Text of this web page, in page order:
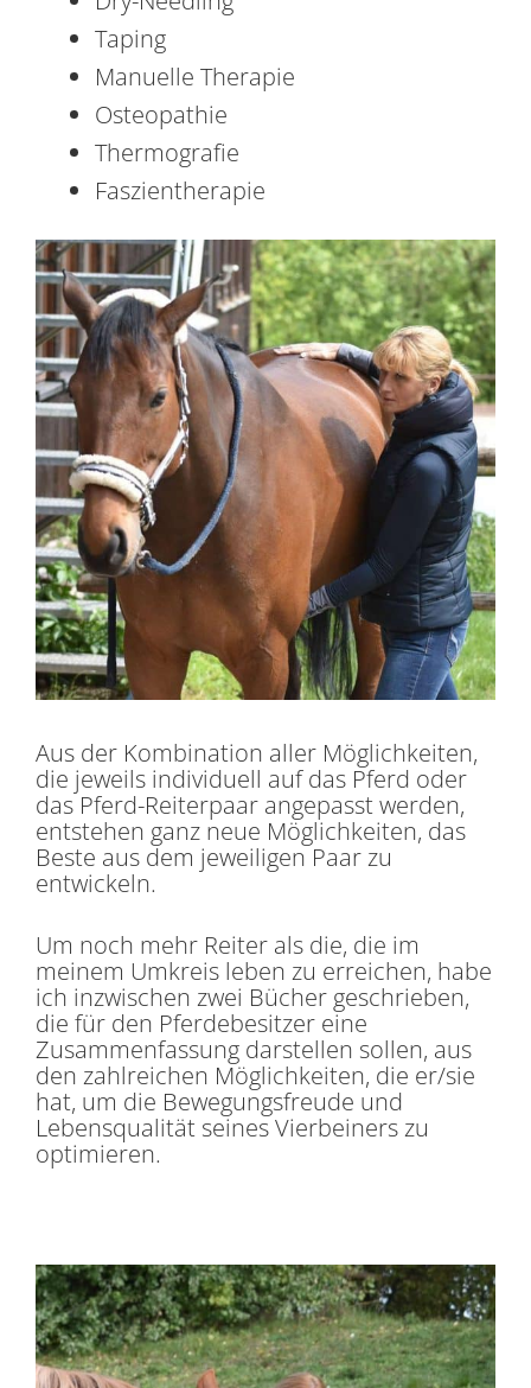
Taping
Manuelle Therapie
Osteopathie
Thermografie
Faszientherapie
Aus der Kombination aller Möglichkeiten,
die jeweils individuell auf das Pferd oder
das Pferd-Reiterpaar angepasst werden,
entstehen ganz neue Möglichkeiten, das
Beste aus dem jeweiligen Paar zu
entwickeln.
Um noch mehr Reiter als die, die im
meinem Umkreis leben zu erreichen, habe
ich inzwischen zwei Bücher geschrieben,
die für den Pferdebesitzer eine
Zusammenfassung darstellen sollen, aus
den zahlreichen Möglichkeiten, die er/sie
hat, um die Bewegungsfreude und
Lebensqualität seines Vierbeiners zu
optimieren.